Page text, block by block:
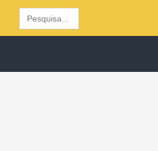
Search
for: